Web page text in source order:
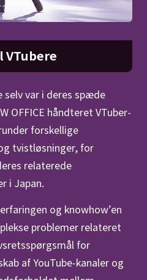
selv var i deres spæde
OFFICE håndteret VTuber-
forskellige
tvistløsninger, for
relaterede
i Japan.
og knowhow’en
problemer relateret
for
af YouTube-kanaler og